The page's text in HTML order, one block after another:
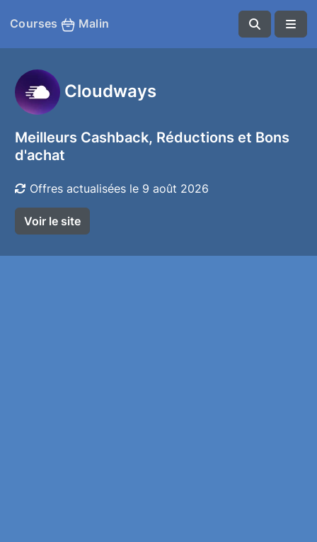
Courses Malin
Cloudways
Meilleurs Cashback, Réductions et Bons
d'achat
Offres actualisées le 9 août 2026
Voir le site